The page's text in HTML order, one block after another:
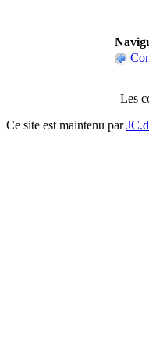
Les
Ce site est maintenu parJC.d